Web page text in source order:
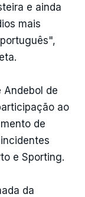
e ainda
mais
Andebol de
ao
de
e Sporting.
da